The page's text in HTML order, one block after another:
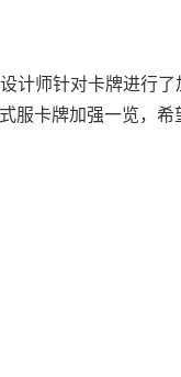
计师针对卡牌进行
服卡牌加强一览，希